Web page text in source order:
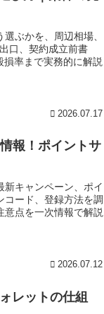
ぶかを、周辺相場、
口、契約成立前書
率まで実務的に解説
2026.07.17
報！ポイントサ
新キャンペーン、ポイ
コード、登録方法を調
意点を一次情報で解説
2026.07.12
レットの仕組